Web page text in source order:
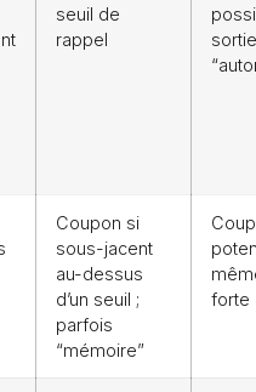
seuil de
rappel
Coupon si
sous-jacent
au-dessus
d’un seuil ;
parfois
“mémoire”
forte